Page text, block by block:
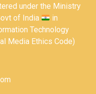
under the Ministry
of India
in
Technology
Media Ethics Code)